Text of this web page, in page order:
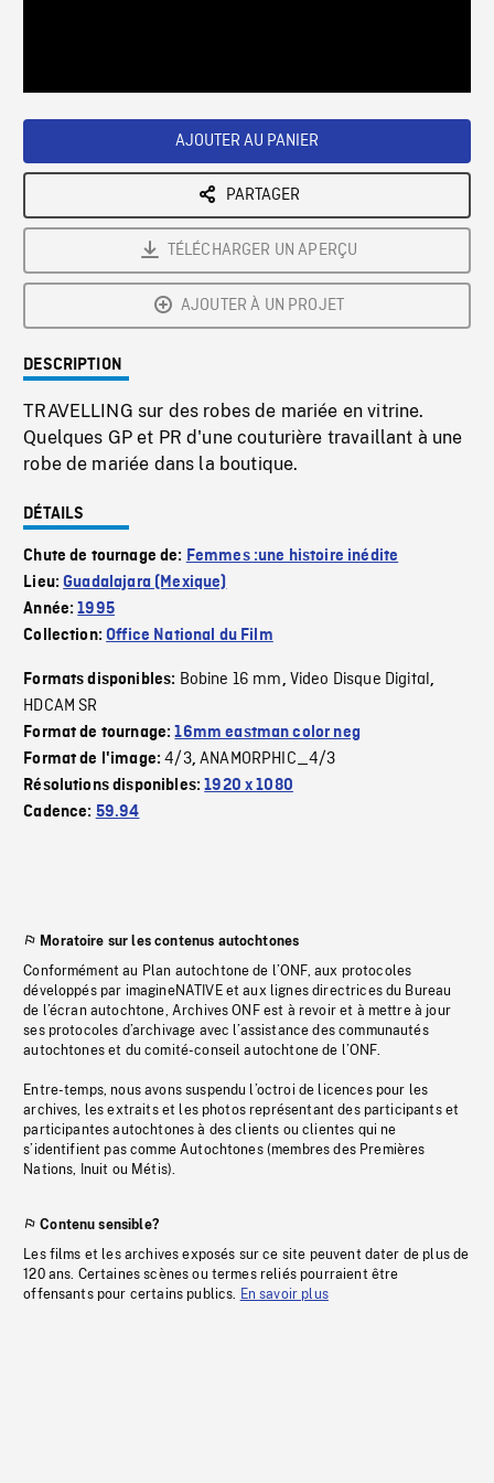
AJOUTER AU PANIER
PARTAGER
TÉLÉCHARGER UN APERÇU
AJOUTER À UN PROJET
DESCRIPTION
TRAVELLING sur des robes de mariée en vitrine.
Quelques GP et PR d'une couturière travaillant à une
robe de mariée dans la boutique.
DÉTAILS
Chute de tournage de: Femmes :une histoire inédite
Lieu:Guadalajara (Mexique)
Année:1995
Collection:Office National du Film
Formats disponibles: Bobine 16 mm, Video Disque Digital,
HDCAM SR
Format de tournage:16mm eastman color neg
Format de l'image:4/3,ANAMORPHIC_4/3
Résolutions disponibles:1920 x 1080
Cadence: 59.94
Moratoire sur les contenus autochtones
Conformément au Plan autochtone de l’ONF, aux protocoles
développés par imagineNATIVE et aux lignes directrices du Bureau
de l’écran autochtone, Archives ONF est à revoir et à mettre à jour
ses protocoles d’archivage avec l’assistance des communautés
autochtones et du comité-conseil autochtone de l’ONF.
Entre-temps, nous avons suspendu l’octroi de licences pour les
archives, les extraits et les photos représentant des participants et
participantes autochtones à des clients ou clientes qui ne
s’identifient pas comme Autochtones (membres des Premières
Nations, Inuit ou Métis).
Contenu sensible?
Les films et les archives exposés sur ce site peuvent dater de plus de
120 ans. Certaines scènes ou termes reliés pourraient être
offensants pour certains publics. En savoir plus